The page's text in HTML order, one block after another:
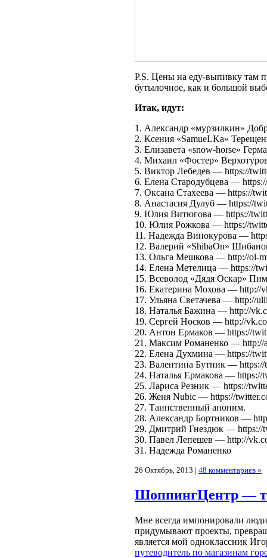
P.S. Цены на еду-выпивку там
бутылочное, как и большой
Итак, идут:
1. Александр «мурзилкин»
2. Ксения «SamueLKa»
3. Елизавета «snow-horse»
4. Михаил «Фостер»
5. Виктор Лебедев — https://
6. Елена Стародубцева —
7. Оксана Стахеева — https://
8. Анастасия Дулуб — https://
9. Юлия Витюгова — https://
10. Юлия Рожкова — https://
11. Надежда Винокурова —
12. Валерий «ShibaOn»
13. Ольга Мешкова — http://ol-
14. Елена Метелица — https://
15. Всеволод «Дядя Оскар»
16. Екатерина Мохова — http://
17. Ульяна Светачева — http://
18. Наталья Бажина — http://
19. Сергей Носков — http://
20. Антон Ермаков — https://
21. Максим Романенко — http://
22. Елена Духмина — https://
23. Валентина Бутник —
24. Наталья Ермакова — https://
25. Лариса Резник — https://
26. Женя Nubic — https://
27. Таинственный аноним.
28. Александр Бортников —
29. Дмитрий Гнездюк — https://
30. Павел Лепешев — http://
31. Надежда Романенко
26 Октябрь, 2013 | 48 комментариев »
ШоппингЦентр —
Мне всегда импонировали
придумывают проекты,
является мой одноклассник
путеводитель по магазинам